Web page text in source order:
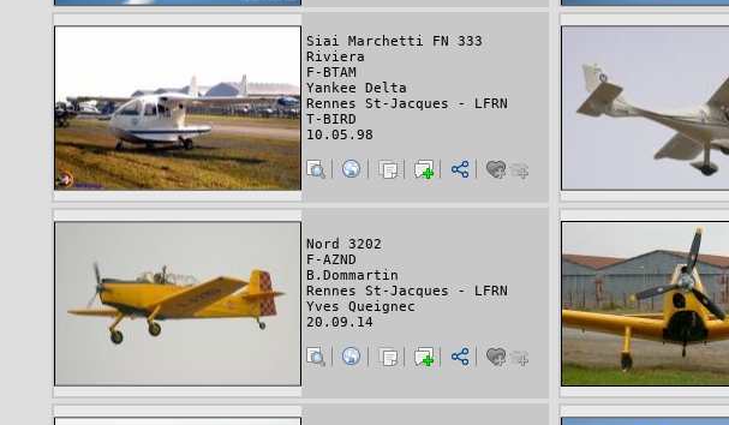
Siai Marchetti FN 333
Riviera
F-BTAM
Yankee Delta
Rennes St-Jacques - LFRN
T-BIRD
10.05.98
Nord 3202
F-AZND
B.Dommartin
Rennes St-Jacques - LFRN
Yves Queignec
20.09.14